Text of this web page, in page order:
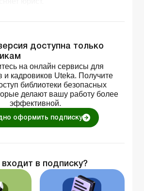
доступна только
на онлайн сервисы для
и кадровиков Uteka. Получите
библиотеки безопасных
делают вашу работу более
эффективной.
оформить подписку
входит в подписку?